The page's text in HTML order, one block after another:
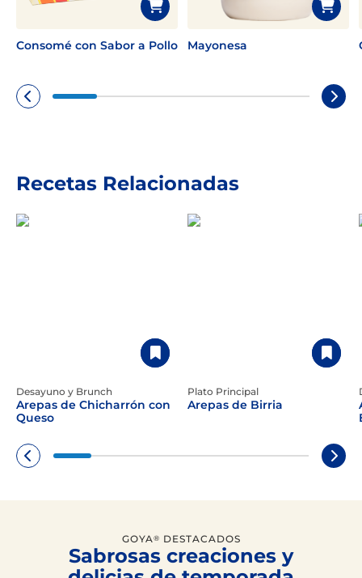
Consomé con Sabor a Pollo Mayonesa
Recetas Relacionadas
Desayuno y Brunch
Arepas de Chicharrón con
Queso
Plato Principal
Arepas de Birria
GOYA® DESTACADOS
Sabrosas creaciones y